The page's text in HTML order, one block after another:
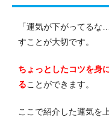
「運気が下がってる
すことが大切です。
ちょっとしたコツを身
ることができます。
ここで紹介した運気を